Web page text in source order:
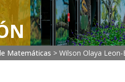
Matemáticas > Wilson Olaya Leon-